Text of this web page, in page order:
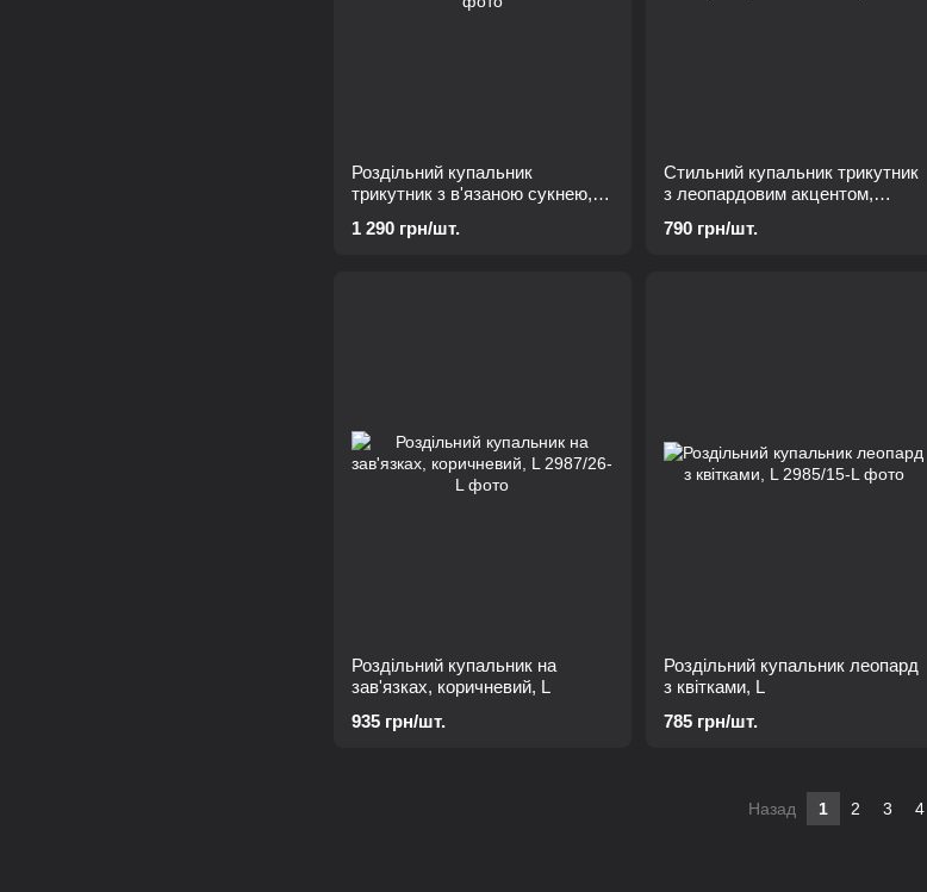
Роздільний купальник
трикутник з в'язаною сукнею,
1 290 грн/шт.
Стильний купальник трикутник
з леопардовим акцентом,
790 грн/шт.
Роздільний купальник на
зав'язках, коричневий, L
935 грн/шт.
Роздільний купальник леопард
з квітками, L
785 грн/шт.
Назад 1 2 3 4